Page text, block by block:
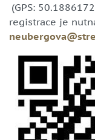
(GPS:
registrace je